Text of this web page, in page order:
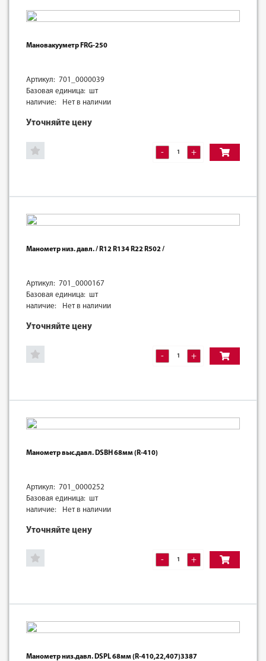
Мановакууметр FRG-250
Артикул: 701_0000039
Базовая единица: шт
наличие:
Нет в наличии
Уточняйте цену
- +
Манометр низ. давл. / R12 R134 R22 R502 /
Артикул: 701_0000167
Базовая единица: шт
наличие:
Нет в наличии
Уточняйте цену
- +
Манометр выс.давл. DSBН 68мм (R-410)
Артикул: 701_0000252
Базовая единица: шт
наличие:
Нет в наличии
Уточняйте цену
- +
Манометр низ.давл. DSPL 68мм (R-410,22,407)3387